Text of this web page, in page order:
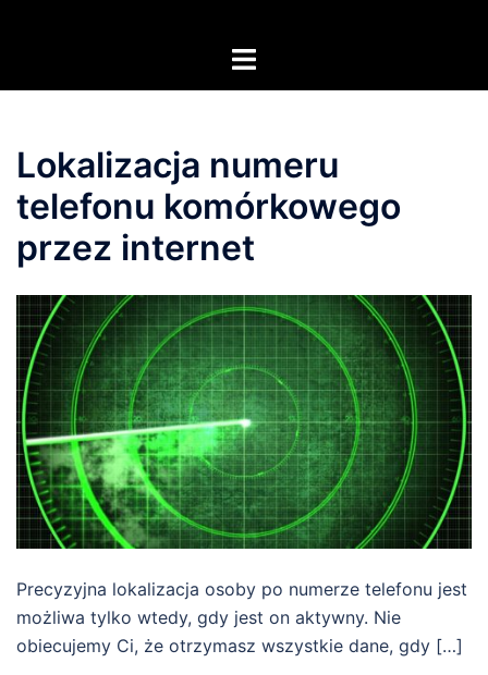
Przełącz
Lokalizacja numeru
telefonu komórkowego
przez internet
Precyzyjna lokalizacja osoby po numerze telefonu jest
możliwa tylko wtedy, gdy jest on aktywny. Nie
obiecujemy Ci, że otrzymasz wszystkie dane, gdy […]